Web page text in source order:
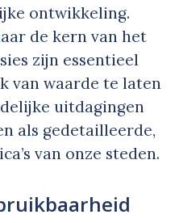
ontwikkeling.
de kern van het
zijn essentieel
van waarde te laten
uitdagingen
als gedetailleerde,
van onze steden.